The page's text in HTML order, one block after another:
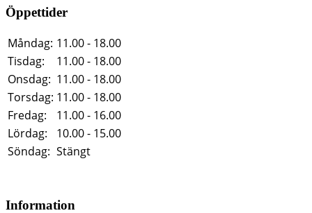
Öppettider
Måndag: 11.00 - 18.00
Tisdag:
11.00 - 18.00
Onsdag: 11.00 - 18.00
Torsdag: 11.00 - 18.00
Fredag:
11.00 - 16.00
Lördag:
10.00 - 15.00
Söndag: Stängt
Information